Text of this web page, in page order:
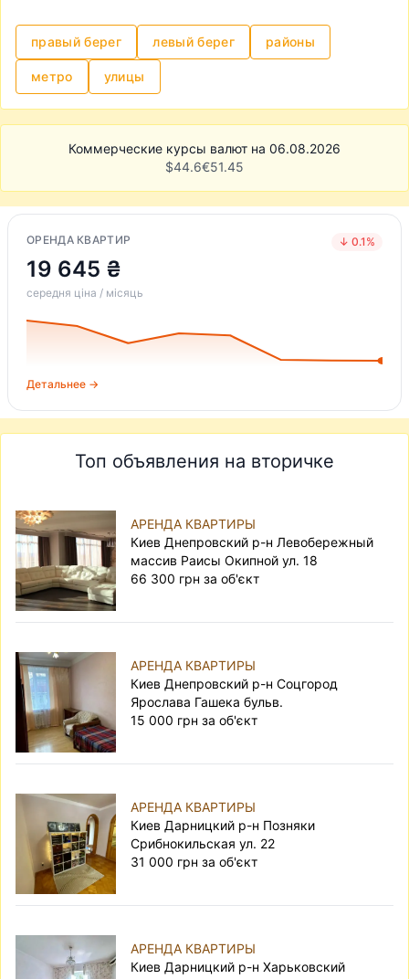
правый берег левый берег районы
метро улицы
Коммерческие курсы валют на 06.08.2026
$44.6€51.45
ОРЕНДА КВАРТИР ↓ 0.1%
19 645 ₴
середня ціна / місяць
Детальнее →
Топ объявления на вторичке
АРЕНДА КВАРТИРЫ
Киев Днепровский р-н Левобережный
массив Раисы Окипной ул. 18
66 300 грн за об'єкт
АРЕНДА КВАРТИРЫ
Киев Днепровский р-н Соцгород
Ярослава Гашека бульв.
15 000 грн за об'єкт
АРЕНДА КВАРТИРЫ
Киев Дарницкий р-н Позняки
Срибнокильская ул. 22
31 000 грн за об'єкт
АРЕНДА КВАРТИРЫ
Киев Дарницкий р-н Харьковский